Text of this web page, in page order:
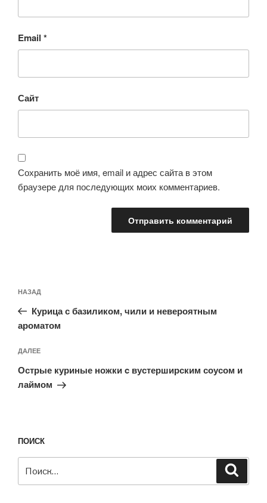
Email *
Сайт
Сохранить моё имя, email и адрес сайта в этом
браузере для последующих моих комментариев.
по
записям
Предыдущая
запись:
НАЗАД
Курица с базиликом, чили и невероятным
ароматом
Следующая
запись
ДАЛЕЕ
Острые куриные ножки c вустерширским соусом и
лаймом
ПОИСК